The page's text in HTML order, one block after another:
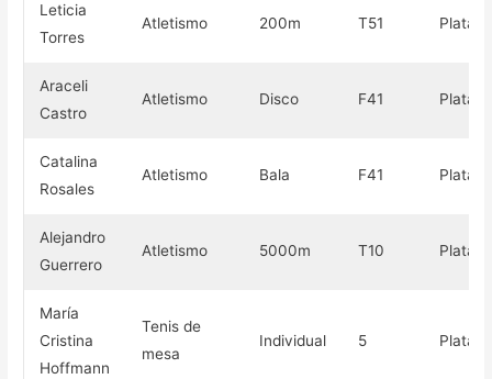
Leticia
Torres
Atletismo 200m T51 Plata
Araceli
Castro
Atletismo Disco F41 Plata
Catalina
Rosales
Atletismo Bala F41 Plata
Alejandro
Guerrero
Atletismo 5000m T10 Plata
María
Cristina
Hoffmann
Tenis de
mesa
Individual 5 Plata